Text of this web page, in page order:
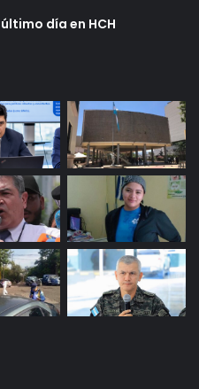
día en HCH